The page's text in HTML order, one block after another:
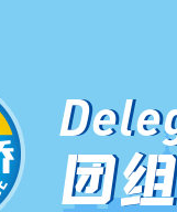
团